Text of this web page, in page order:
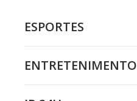
ESPORTES
ENTRETENIMENTO